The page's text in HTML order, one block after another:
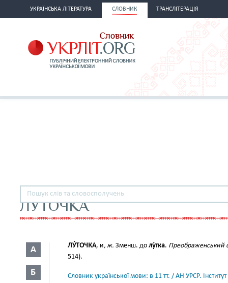
УКРАЇНСЬКА ЛІТЕРАТУРА СЛОВНИК ТРАНСЛІТЕРАЦІЯ
ЛУТОЧКА
А
Б
ЛУ́ТОЧКА, и, ж. Зменш. до лу́тка. Преображенський
514).
Словник української мови: в 11 тт. / АН УРСР.